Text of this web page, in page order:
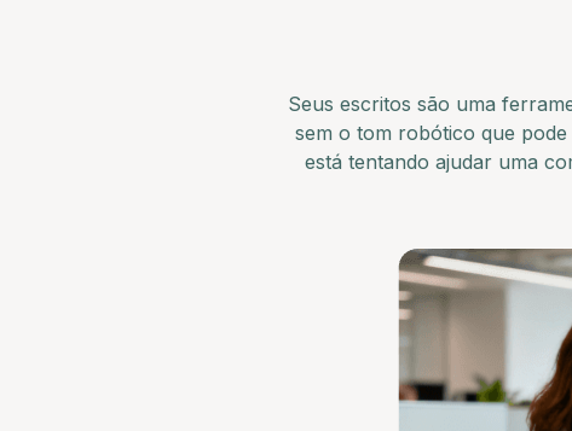
Seus escritos são uma
sem o tom robótico que
está tentando ajudar uma